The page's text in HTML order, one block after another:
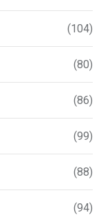
(104)
(80)
(86)
(99)
(88)
(94)